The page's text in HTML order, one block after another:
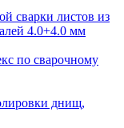
сварки листов из
4.0+4.0 мм
по сварочному
днищ,